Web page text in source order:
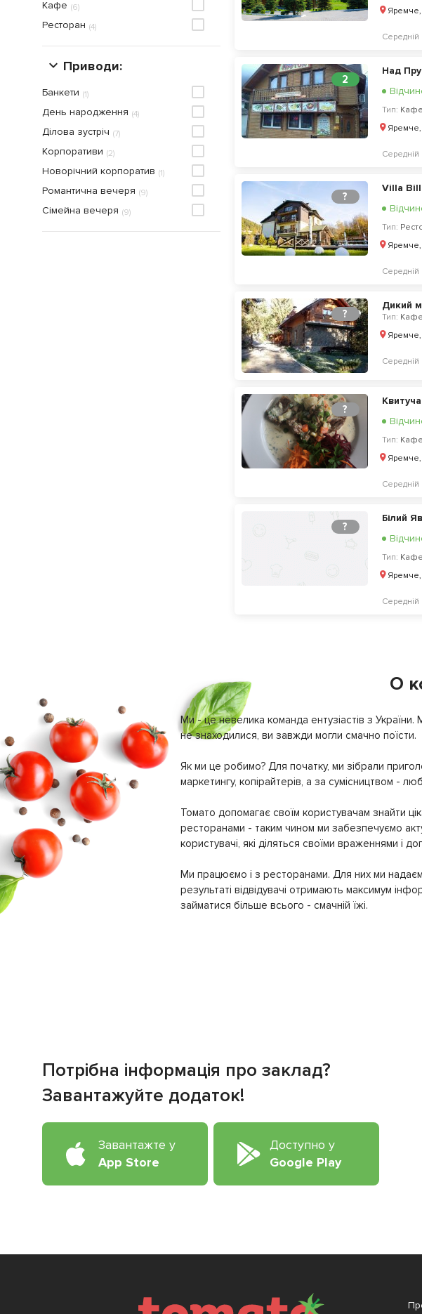
Сніданок
(6)
Кафе
(4)
Ресторан
Приводи:
(1)
Банкети
(4)
День народження
(7)
Ділова зустріч
(2)
Корпоративи
(1)
Новорічний корпоратив
(9)
Романтична вечеря
(9)
Сімейна вечеря
Яремче,
Середній
2
Над
Тип: Кафе
Середній
?
Villa
Тип:
Яремче,
Середній
?
Дикий
Тип: Кафе
Яремче,
Середній
?
Тип: Кафе
Середній
?
Білий
Тип: Кафе
Яремче,
Середній
О
Ми - це невелика команда ентузіастів з
не знаходилися, ви завжди могли смачно поїсти.
Як ми це робимо? Для початку, ми зібрали
маркетингу, копірайтерів, а за сумісництвом -
Томато допомагає своїм користувачам знайти
ресторанами - таким чином ми забезпечуємо
користувачі, які діляться своїми враженнями і
Ми працюємо і з ресторанами. Для них ми
результаті відвідувачі отримають максимум
займатися більше всього - смачній їжі.
Потрібна інформація про заклад?
Завантажуйте додаток!
Завантажте у
App Store
Доступно у
Google Play